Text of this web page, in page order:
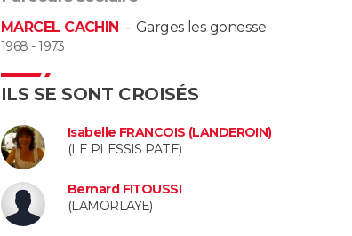
MARCEL CACHIN - Garges les gonesse
1968 - 1973
ILS SE SONT CROISÉS
Isabelle FRANCOIS (LANDEROIN)
(LE PLESSIS PATE)
Bernard FITOUSSI
(LAMORLAYE)